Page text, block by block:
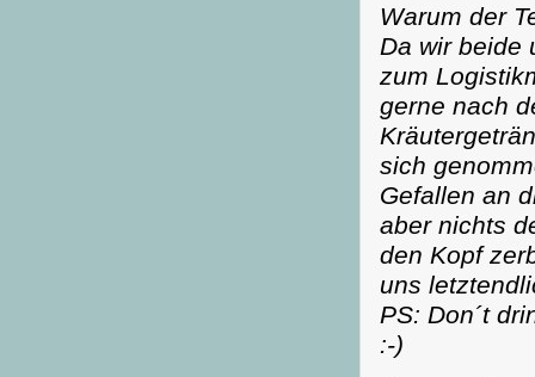
Warum der
Da wir beide
zum
gerne nach
sich
Gefallen an
aber nichts
den Kopf
uns
PS: Don´t
:-)